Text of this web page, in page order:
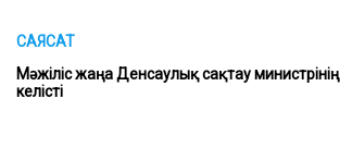
САЯСАТ
Мәжіліс жаңа Денсаулық сақтау
келісті